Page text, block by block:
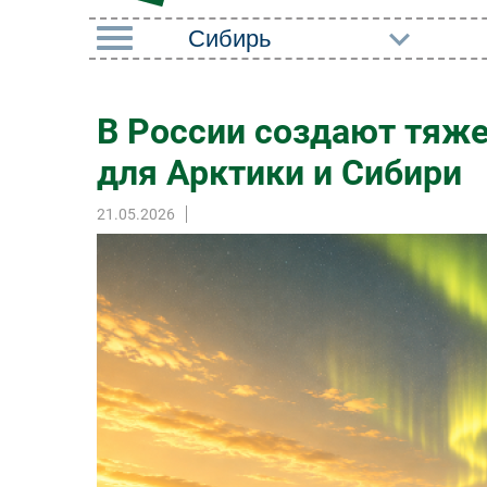
Импорто­замещение
Автоматизация
Промышленности
Интернет
Мобильная связь
Фиксированная связь
Интеграция
Рынок ПК
Торговые
ПО
В России создают
для Арктики и Сибири
21.05.2026